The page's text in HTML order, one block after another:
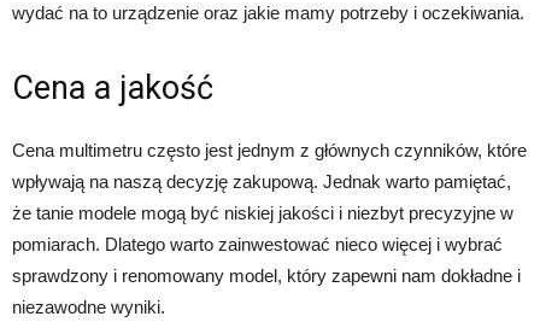
wydać na to urządzenie oraz jakie mamy potrzeby i oczekiwania.
Cena a jakość
Cena multimetru często jest jednym z głównych czynników, które
wpływają na naszą decyzję zakupową. Jednak warto pamiętać,
że tanie modele mogą być niskiej jakości i niezbyt precyzyjne w
pomiarach. Dlatego warto zainwestować nieco więcej i wybrać
sprawdzony i renomowany model, który zapewni nam dokładne i
niezawodne wyniki.